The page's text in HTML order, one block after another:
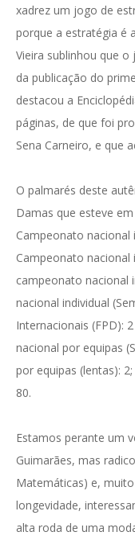
xadrez um jogo de
porque a estratégia é
Vieira sublinhou que
da publicação do
destacou a
páginas, de que foi
Sena Carneiro, e que
O palmarés deste
Damas que esteve
Campeonato nacional
Campeonato nacional
campeonato nacional
nacional individual
Internacionais (FPD):
nacional por equipas
por equipas (lentas):
80.
Estamos perante um
Guimarães, mas
Matemáticas) e,
longevidade,
alta roda de uma